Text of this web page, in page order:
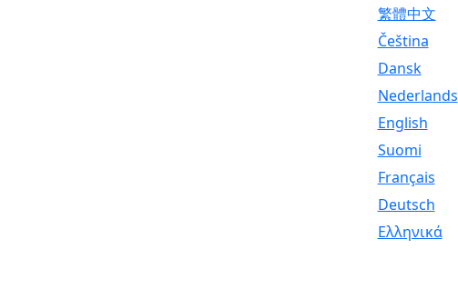
繁體中文
Čeština
Dansk
Nederlands
English
Suomi
Français
Deutsch
Ελληνικά